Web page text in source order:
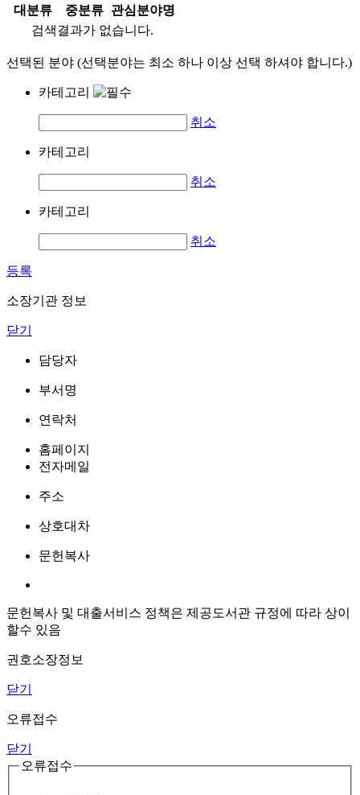
대분류
중분류
관심분야명
검색결과가 없습니다.
선택된 분야 (선택분야는 최소 하나 이상 선택 하셔야 합니다.)
카테고리
취소
카테고리
취소
카테고리
취소
등록
소장기관 정보
닫기
담당자
부서명
연락처
홈페이지
전자메일
주소
상호대차
문헌복사
문헌복사 및 대출서비스 정책은 제공도서관 규정에 따라 상이
할수 있음
권호소장정보
닫기
오류접수
닫기
오류접수